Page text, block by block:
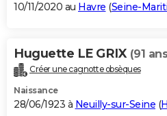
10/11/2020 au Havre (Seine-
Huguette LE GRIX (91
Créer une cagnotte obsèques
Naissance
28/06/1923 à Neuilly-sur-Seine (